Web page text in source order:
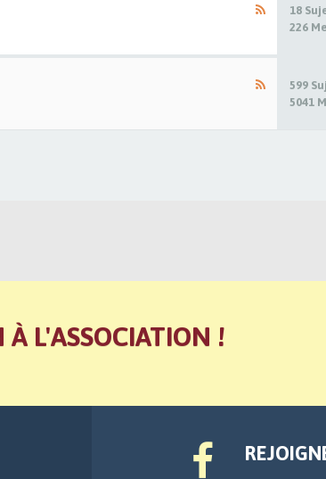
18
226
599
5041
L'ASSOCIATION !